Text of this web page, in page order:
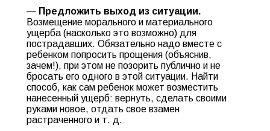
— Предложить выход из ситуации.
Возмещение морального и материального
ущерба (насколько это возможно) для
пострадавших. Обязательно надо вместе с
ребенком попросить прощения (объяснив,
зачем!), при этом не позорить публично и не
бросать его одного в этой ситуации. Найти
способ, как сам ребенок может возместить
нанесенный ущерб: вернуть, сделать своими
руками новое, отдать свое взамен
растраченного и т. д.